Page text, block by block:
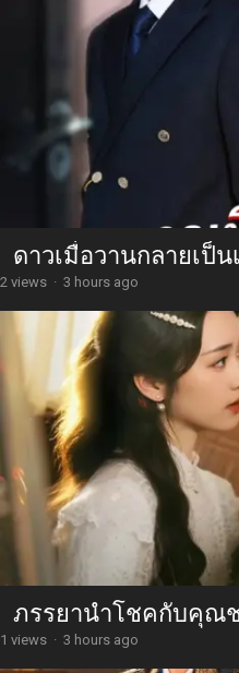
ดาวเมื่อวานกลายเป็น
2 views · 3 hours ago
ภรรยานำโชคกับคุณ
1 views · 3 hours ago